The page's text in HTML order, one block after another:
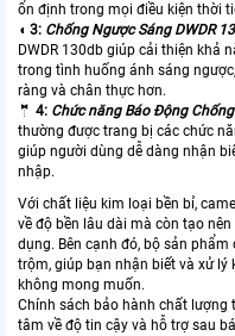
ổn định trong mọi điều kiện thời
◖ 3: Chống Ngược Sáng DWDR
DWDR 130db giúp cải thiện khả
trong tình huống ánh sáng
ràng và chân thực hơn.
🤵 4: Chức năng Báo Động
thường được trang bị các chức
giúp người dùng dễ dàng nhận
nhập.
Với chất liệu kim loại bền bỉ,
về độ bền lâu dài mà còn tạo
dụng. Bên cạnh đó, bộ sản
trộm, giúp bạn nhận biết và xử
không mong muốn.
Chính sách bảo hành chất lượng
tâm về độ tin cậy và hỗ trợ sau